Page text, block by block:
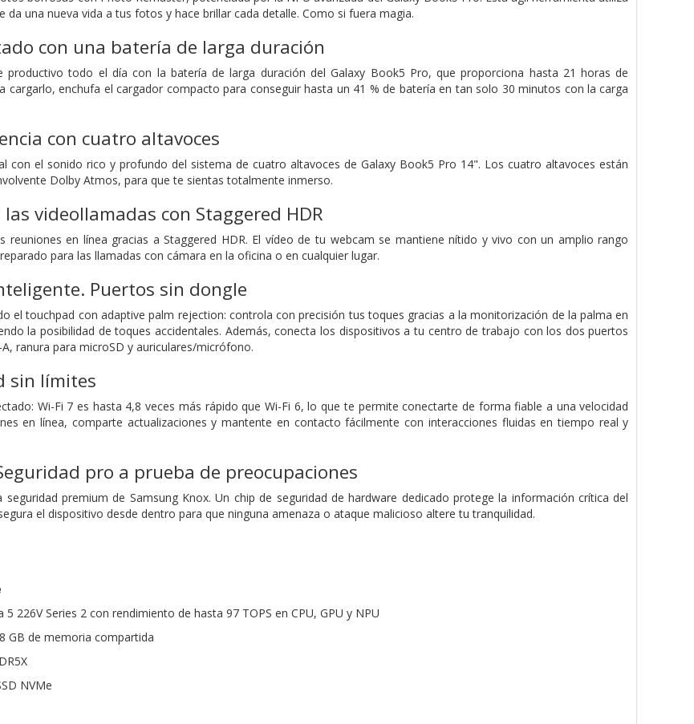
da una nueva vida a tus fotos y hace brillar cada detalle. Como si fuera magia.
con una batería de larga duración
productivo todo el día con la batería de larga duración del Galaxy Book5 Pro, que proporciona hasta 21 horas de
cargarlo, enchufa el cargador compacto para conseguir hasta un 41 % de batería en tan solo 30 minutos con la carga
con cuatro altavoces
con el sonido rico y profundo del sistema de cuatro altavoces de Galaxy Book5 Pro 14". Los cuatro altavoces están
Dolby Atmos, para que te sientas totalmente inmerso.
videollamadas con Staggered HDR
reuniones en línea gracias a Staggered HDR. El vídeo de tu webcam se mantiene nítido y vivo con un amplio rango
para las llamadas con cámara en la oficina o en cualquier lugar.
Puertos sin dongle
el touchpad con adaptive palm rejection: controla con precisión tus toques gracias a la monitorización de la palma en
la posibilidad de toques accidentales. Además, conecta los dispositivos a tu centro de trabajo con los dos puertos
ranura para microSD y auriculares/micrófono.
sin límites
Wi-Fi 7 es hasta 4,8 veces más rápido que Wi-Fi 6, lo que te permite conectarte de forma fiable a una velocidad
en línea, comparte actualizaciones y mantente en contacto fácilmente con interacciones fluidas en tiempo real y
pro a prueba de preocupaciones
premium de Samsung Knox. Un chip de seguridad de hardware dedicado protege la información crítica del
el dispositivo desde dentro para que ninguna amenaza o ataque malicioso altere tu tranquilidad.
226V Series 2 con rendimiento de hasta 97 TOPS en CPU, GPU y NPU
GB de memoria compartida
NVMe